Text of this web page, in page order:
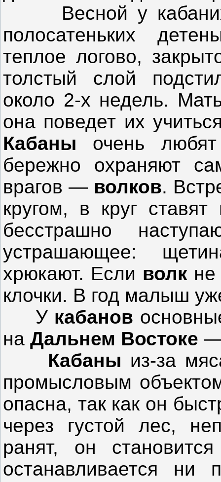
Весной у кабаних
полосатеньких
теплое логово,
толстый слой
около 2-х недель.
она поведет их
Кабаны очень
бережно охраняют
врагов — волков.
кругом, в круг
бесстрашно
устрашающее:
хрюкают. Если волкне
клочки. В год малыш
У кабанов
на Дальнем Востоке
Кабаны из-за
промысловым
опасна, так как он
через густой лес,
ранят, он
останавливается